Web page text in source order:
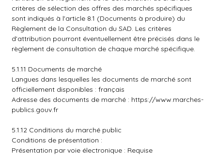
critères de sélection des offres des marchés spécifiques
sont indiqués à l'article 8.1 (Documents à produire) du
Règlement de la Consultation du SAD. Les critères
d'attribution pourront éventuellement être précisés dans le
règlement de consultation de chaque marché spécifique.
5.1.11 Documents de marché
Langues dans lesquelles les documents de marché sont
officiellement disponibles : français
Adresse des documents de marché : https://www.marches-
publics.gouv.fr
5.1.12 Conditions du marché public
Conditions de présentation :
Présentation par voie électronique : Requise